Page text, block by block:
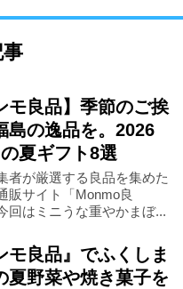
事
モ良品】季節のご挨
島の逸品を。2026
夏ギフト8選
者が厳選する良品を集めた
販サイト「Monmo良
回はミニうな重やかまぼ...
モ良品』でふくしま
夏野菜や焼き菓子を